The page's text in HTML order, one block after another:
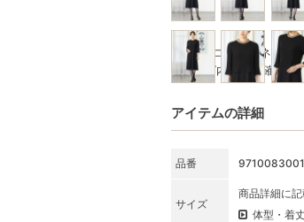
※写真はコーディネート
★SET内容をご確認く
アイテムの詳細
品番
サイズ
商品詳細に
体型・着